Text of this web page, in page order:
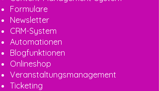
Formulare
Newsletter
CRM-System
Automationen
Blogfunktionen
Onlineshop
Veranstaltungsmanagement
Ticketing